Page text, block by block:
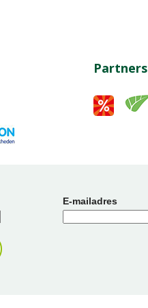
Partners
E-mailadres